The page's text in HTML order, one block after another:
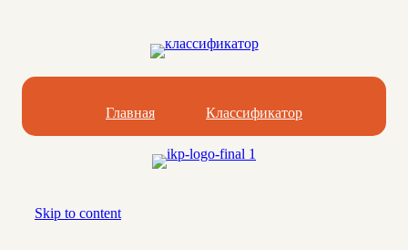
Главная Классификатор
Skip to content